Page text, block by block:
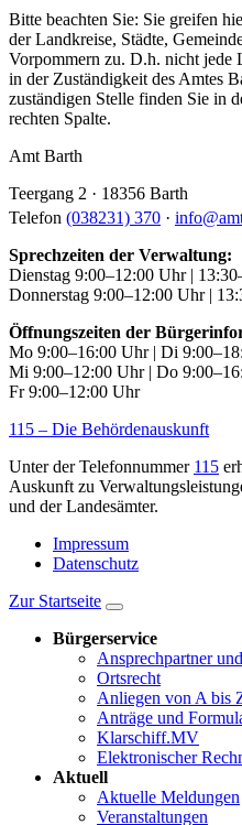
Bitte beachten Sie: Sie greifen
der Landkreise, Städte,
Vorpommern zu. D.h. nicht jede
in der Zuständigkeit des Amtes
zuständigen Stelle finden Sie in
rechten Spalte.
Amt Barth
Teergang 2 · 18356 Barth
Telefon (038231) 370 · info@
Sprechzeiten der Verwaltung:
Dienstag 9:00–12:00 Uhr |
Donnerstag 9:00–12:00 Uhr |
Öffnungszeiten der
Mo 9:00–16:00 Uhr | Di
Mi 9:00–12:00 Uhr | Do
Fr 9:00–12:00 Uhr
115 – Die Behördenauskunft
Unter der Telefonnummer 115
Auskunft zu
und der Landesämter.
Impressum
Datenschutz
Zur Startseite
Bürgerservice
Ansprechpartner
Ortsrecht
Anliegen von A bis
Anträge und
Klarschiff.MV
Elektronischer
Aktuell
Aktuelle Meldungen
Veranstaltungen